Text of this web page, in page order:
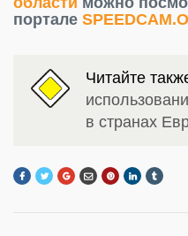
портале
Читайте
в странах